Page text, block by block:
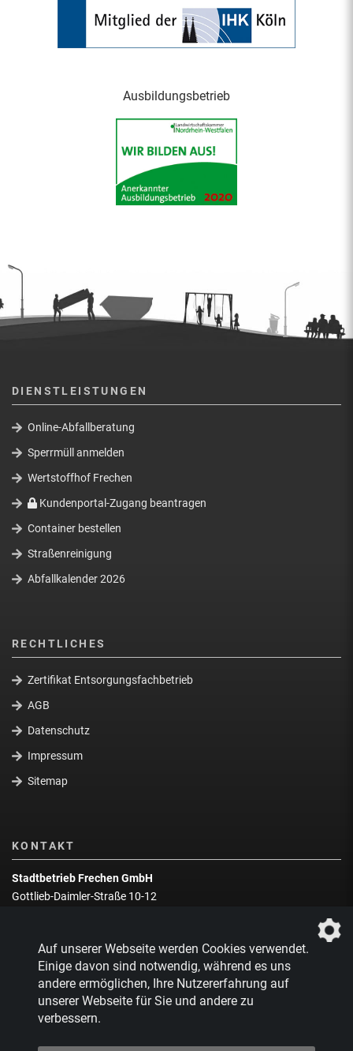
Ausbildungsbetrieb
DIENSTLEISTUNGEN
Online-Abfallberatung
Sperrmüll anmelden
Wertstoffhof Frechen
Kundenportal-Zugang beantragen
Container bestellen
Straßenreinigung
Abfallkalender 2026
RECHTLICHES
Zertifikat Entsorgungsfachbetrieb
AGB
Datenschutz
Impressum
Sitemap
KONTAKT
Stadtbetrieb Frechen GmbH
Gottlieb-Daimler-Straße 10-12
Zentrale:02234 9217-0
Abfallberatung:02234 9217-17
Auf unserer Webseite werden Cookies verwendet.
Einige davon sind notwendig, während es uns
andere ermöglichen, Ihre Nutzererfahrung auf
unserer Webseite für Sie und andere zu
verbessern.